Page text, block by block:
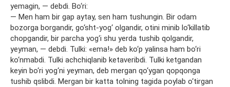
yemagin, — debdi. Bo‘ri:
— Men ham bir gap aytay, sen ham tushungin. Bir odam
bozorga borgandir, go‘sht-yog‘ olgandir, otini minib lo‘killatib
chopgandir, bir parcha yog‘i shu yerda tushib qolgandir,
yeyman, — debdi. Tulki: «ema!» deb ko‘p yalinsa ham bo‘ri
ko‘nmabdi. Tulki achchiqlanib ketaveribdi. Tulki ketgandan
keyin bo‘ri yog‘ni yeyman, deb mergan qo‘ygan qopqonga
tushib qslibdi. Mergan bir katta tolning tagida poylab o‘tirgan